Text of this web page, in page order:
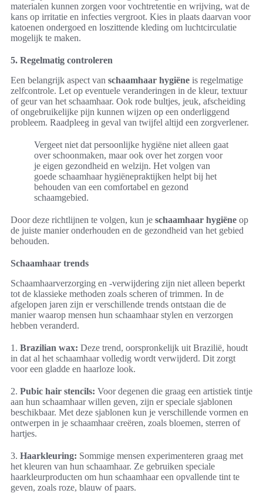
materialen kunnen zorgen voor vochtretentie en wrijving, wat de
kans op irritatie en infecties vergroot. Kies in plaats daarvan voor
katoenen ondergoed en loszittende kleding om luchtcirculatie
mogelijk te maken.
5. Regelmatig controleren
Een belangrijk aspect van schaamhaar hygiëne is regelmatige
zelfcontrole. Let op eventuele veranderingen in de kleur, textuur
of geur van het schaamhaar. Ook rode bultjes, jeuk, afscheiding
of ongebruikelijke pijn kunnen wijzen op een onderliggend
probleem. Raadpleeg in geval van twijfel altijd een zorgverlener.
Vergeet niet dat persoonlijke hygiëne niet alleen gaat
over schoonmaken, maar ook over het zorgen voor
je eigen gezondheid en welzijn. Het volgen van
goede schaamhaar hygiënepraktijken helpt bij het
behouden van een comfortabel en gezond
schaamgebied.
Door deze richtlijnen te volgen, kun je schaamhaar hygiëne op
de juiste manier onderhouden en de gezondheid van het gebied
behouden.
Schaamhaar trends
Schaamhaarverzorging en -verwijdering zijn niet alleen beperkt
tot de klassieke methoden zoals scheren of trimmen. In de
afgelopen jaren zijn er verschillende trends ontstaan die de
manier waarop mensen hun schaamhaar stylen en verzorgen
hebben veranderd.
1. Brazilian wax: Deze trend, oorspronkelijk uit Brazilië, houdt
in dat al het schaamhaar volledig wordt verwijderd. Dit zorgt
voor een gladde en haarloze look.
2. Pubic hair stencils: Voor degenen die graag een artistiek tintje
aan hun schaamhaar willen geven, zijn er speciale sjablonen
beschikbaar. Met deze sjablonen kun je verschillende vormen en
ontwerpen in je schaamhaar creëren, zoals bloemen, sterren of
hartjes.
3. Haarkleuring: Sommige mensen experimenteren graag met
het kleuren van hun schaamhaar. Ze gebruiken speciale
haarkleurproducten om hun schaamhaar een opvallende tint te
geven, zoals roze, blauw of paars.